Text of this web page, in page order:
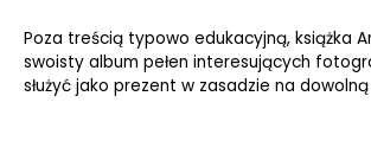
Poza treścią typowo edukacyjną, książka
swoisty album pełen interesujących
służyć jako prezent w zasadzie na dowolną